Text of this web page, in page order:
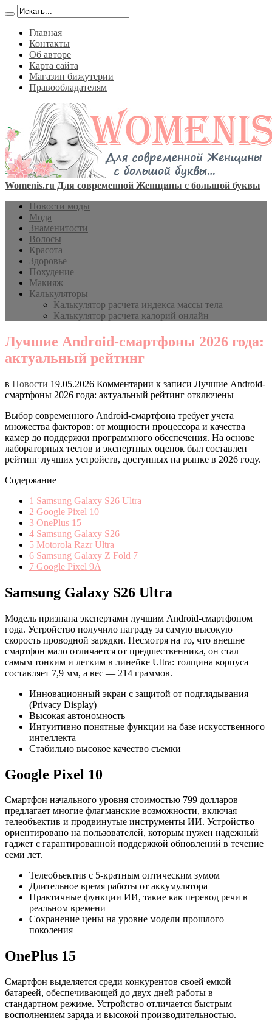
Главная
Контакты
Об авторе
Карта сайта
Магазин бижутерии
Правообладателям
Womenis.ru Для современной Женщины с большой буквы
Новости моды
Мода
Знаменитости
Волосы
Красота
Здоровье
Похудение
Макияж
Калькуляторы
Калькулятор расчета индекса массы тела
Калькулятор расчета калорий онлайн
Лучшие Android-смартфоны 2026 года:
актуальный рейтинг
в Новости 19.05.2026 Комментарии к записи Лучшие Android-
смартфоны 2026 года: актуальный рейтинг отключены
Выбор современного Android-смартфона требует учета
множества факторов: от мощности процессора и качества
камер до поддержки программного обеспечения. На основе
лабораторных тестов и экспертных оценок был составлен
рейтинг лучших устройств, доступных на рынке в 2026 году.
Содержание
1 Samsung Galaxy S26 Ultra
2 Google Pixel 10
3 OnePlus 15
4 Samsung Galaxy S26
5 Motorola Razr Ultra
6 Samsung Galaxy Z Fold 7
7 Google Pixel 9A
Samsung Galaxy S26 Ultra
Модель признана экспертами лучшим Android-смартфоном
года. Устройство получило награду за самую высокую
скорость проводной зарядки. Несмотря на то, что внешне
смартфон мало отличается от предшественника, он стал
самым тонким и легким в линейке Ultra: толщина корпуса
составляет 7,9 мм, а вес — 214 граммов.
Инновационный экран с защитой от подглядывания
(Privacy Display)
Высокая автономность
Интуитивно понятные функции на базе искусственного
интеллекта
Стабильно высокое качество съемки
Google Pixel 10
Смартфон начального уровня стоимостью 799 долларов
предлагает многие флагманские возможности, включая
телеобъектив и продвинутые инструменты ИИ. Устройство
ориентировано на пользователей, которым нужен надежный
гаджет с гарантированной поддержкой обновлений в течение
семи лет.
Телеобъектив с 5-кратным оптическим зумом
Длительное время работы от аккумулятора
Практичные функции ИИ, такие как перевод речи в
реальном времени
Сохранение цены на уровне модели прошлого
поколения
OnePlus 15
Смартфон выделяется среди конкурентов своей емкой
батареей, обеспечивающей до двух дней работы в
стандартном режиме. Устройство отличается быстрым
восполнением заряда и высокой производительностью.